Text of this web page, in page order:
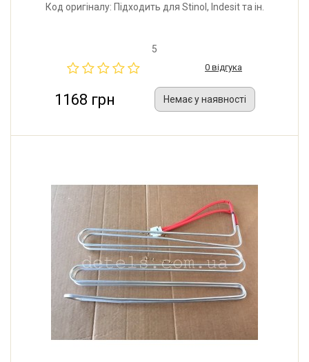
Код оригіналу: Підходить для Stinol, Indesit та ін.
5
0 відгука
1168 грн Немає у наявності